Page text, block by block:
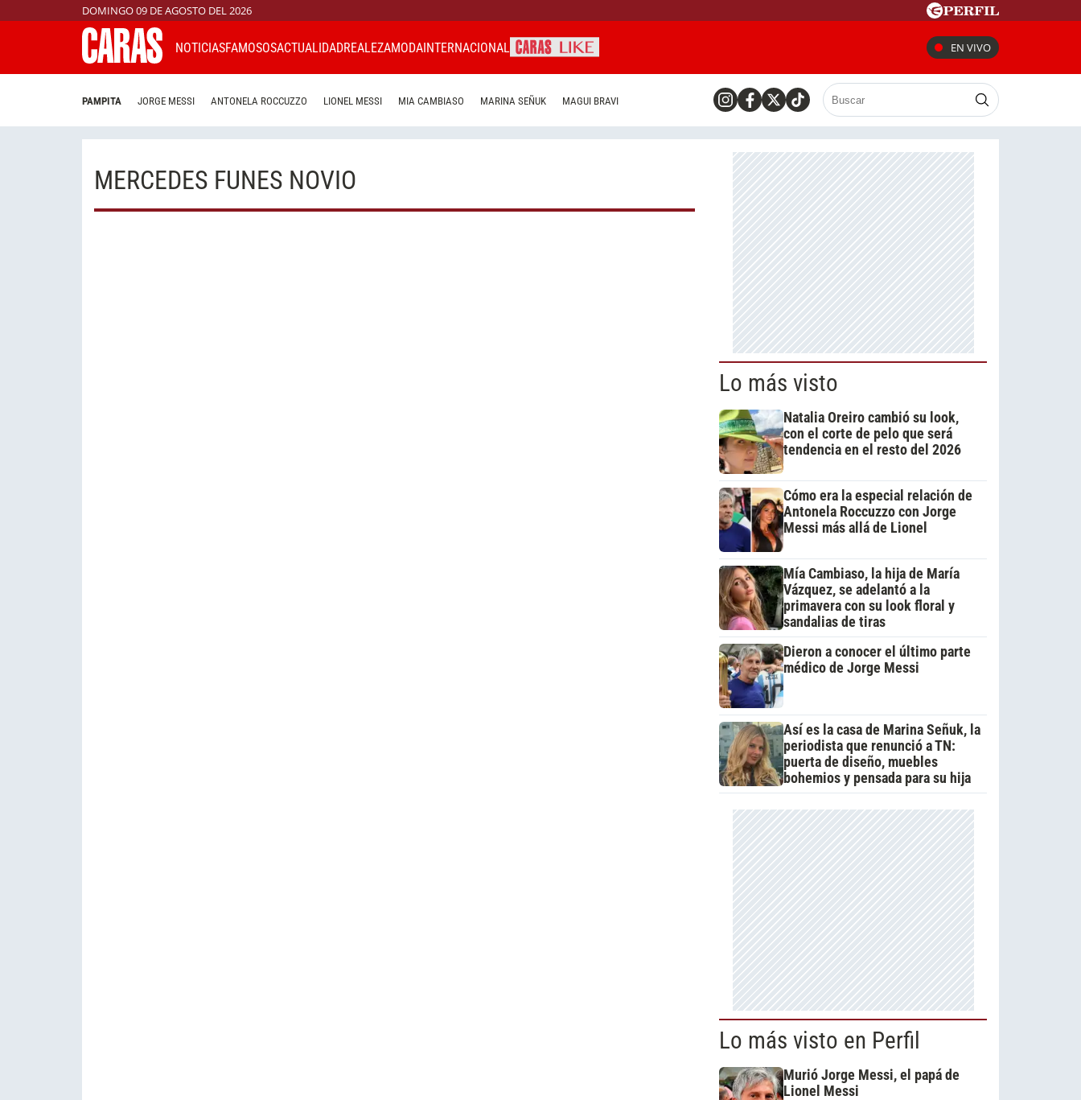
DOMINGO 09 DE AGOSTO DEL 2026
NOTICIASFAMOSOSACTUALIDADREALEZAMODAINTERNACIONAL EN VIVO
PAMPITA JORGE MESSI ANTONELA ROCCUZZO LIONEL MESSI MIA CAMBIASO MARINA SEÑUK MAGUI BRAVI
MERCEDES FUNES NOVIO
Lo más visto
Natalia Oreiro cambió su look,
con el corte de pelo que será
tendencia en el resto del 2026
Cómo era la especial relación de
Antonela Roccuzzo con Jorge
Messi más allá de Lionel
Mía Cambiaso, la hija de María
Vázquez, se adelantó a la
primavera con su look floral y
sandalias de tiras
Dieron a conocer el último parte
médico de Jorge Messi
Así es la casa de Marina Señuk, la
periodista que renunció a TN:
puerta de diseño, muebles
bohemios y pensada para su hija
Lo más visto en Perfil
Murió Jorge Messi, el papá de
Lionel Messi